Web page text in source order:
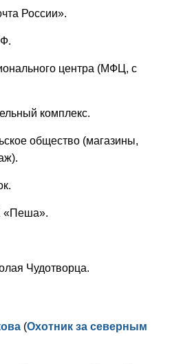
России».
центра (МФЦ, с
комплекс.
общество (магазины,
«Пеша».
Чудотворца.
(Охотник за северным